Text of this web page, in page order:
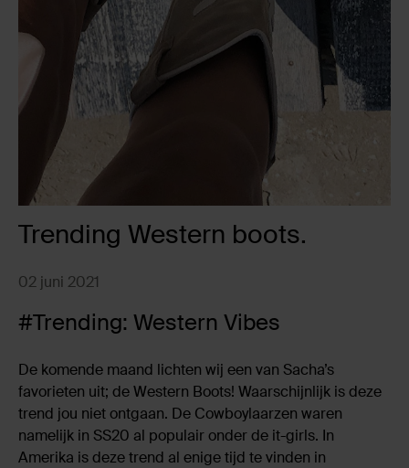
Trending Western boots.
02 juni 2021
#Trending: Western Vibes
De komende maand lichten wij een van Sacha’s
favorieten uit; de Western Boots! Waarschijnlijk is deze
trend jou niet ontgaan. De Cowboylaarzen waren
namelijk in SS20 al populair onder de it-girls. In
Amerika is deze trend al enige tijd te vinden in